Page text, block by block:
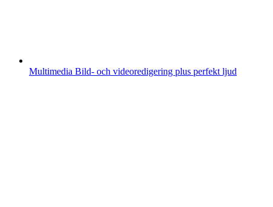
Multimedia Bild- och videoredigering plus perfekt ljud